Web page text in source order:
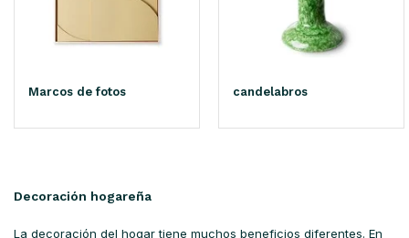
Marcos de fotos candelabros
Decoración hogareña
La decoración del hogar tiene muchos beneficios diferentes. En